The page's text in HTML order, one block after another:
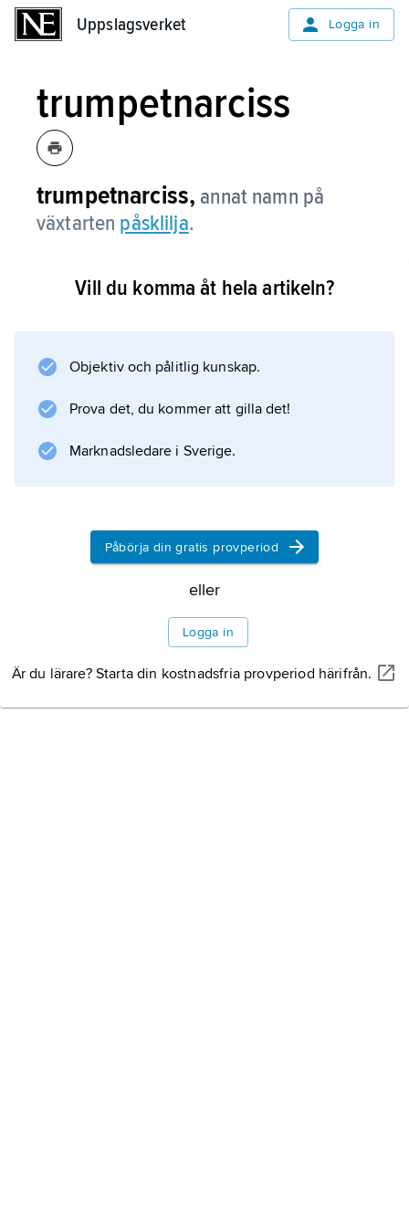
Uppslagsverket Logga in
trumpetnarciss
trumpetnarciss, annat namn på
växtarten påsklilja.
Vill du komma åt hela artikeln?
Objektiv och pålitlig kunskap.
Prova det, du kommer att gilla det!
Marknadsledare i Sverige.
Påbörja din gratis provperiod
eller
Logga in
Är du lärare? Starta din kostnadsfria provperiod härifrån.